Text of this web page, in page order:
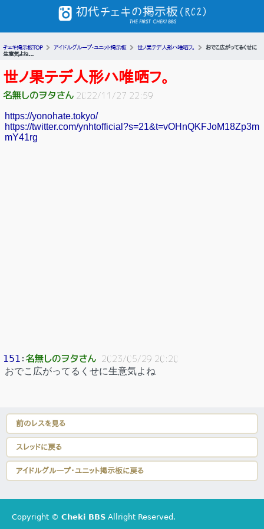
チェキ掲示板TOP アイドルグループ・ユニット掲示板 世ノ果テデ人形ハ唯哂フ。
おでこ広がってるくせに
生意気よね...
世ノ果テデ人形ハ唯哂フ。
名無しのヲタさん 2022/11/27 22:59
https://yonohate.tokyo/
https://twitter.com/ynhtofficial?s=21&t=vOHnQKFJoM18Zp3m
mY41rg
151 ：名無しのヲタさん 2023/05/29 20:20
おでこ広がってるくせに生意気よね
前のレスを見る
スレッドに戻る
アイドルグループ・ユニット掲示板に戻る
Copyright © Cheki BBS Allright Reserved.